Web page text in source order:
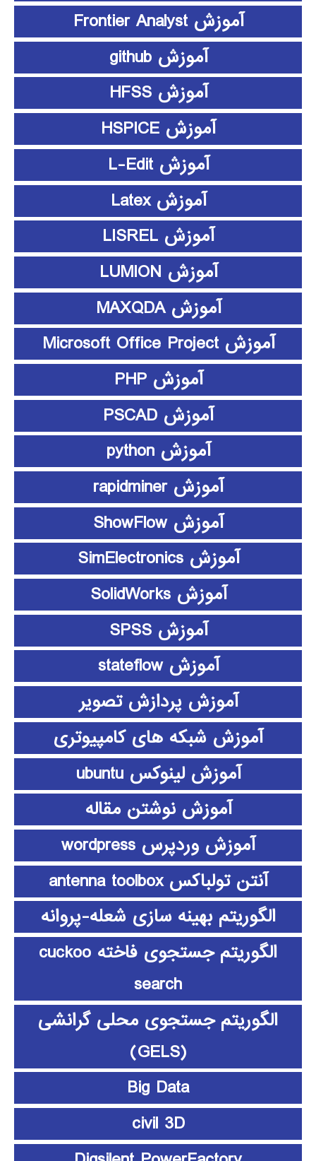
آموزش Frontier Analyst
آموزش github
آموزش HFSS
آموزش HSPICE
آموزش L-Edit
آموزش Latex
آموزش LISREL
آموزش LUMION
آموزش MAXQDA
آموزش Microsoft Office Project
آموزش PHP
آموزش PSCAD
آموزش python
آموزش rapidminer
آموزش ShowFlow
آموزش SimElectronics
آموزش SolidWorks
آموزش SPSS
آموزش stateflow
آموزش پردازش تصویر
آموزش شبکه های کامپیوتری
آموزش لینوکس ubuntu
آموزش نوشتن مقاله
آموزش وردپرس wordpress
آنتن تولباکس antenna toolbox
الگوریتم بهینه سازی شعله-پروانه
الگوریتم جستجوی فاخته cuckoo
search
الگوریتم جستجوی محلی گرانشی
(GELS)
Big Data
civil 3D